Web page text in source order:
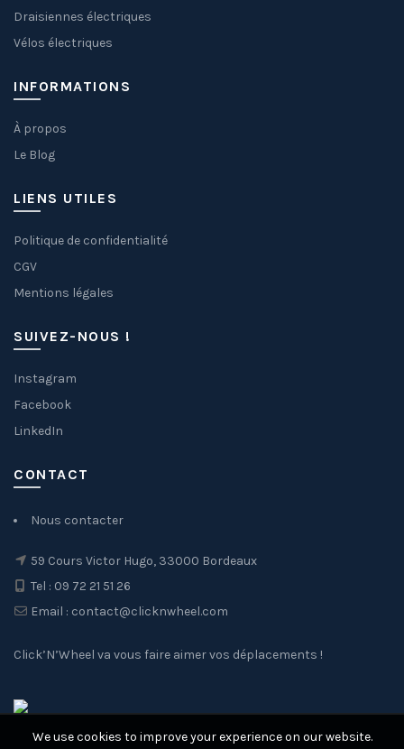
Draisiennes électriques
Vélos électriques
INFORMATIONS
À propos
Le Blog
LIENS UTILES
Politique de confidentialité
CGV
Mentions légales
SUIVEZ-NOUS !
Instagram
Facebook
LinkedIn
CONTACT
Nous contacter
59 Cours Victor Hugo, 33000 Bordeaux
Tel : 09 72 21 51 26
Email : contact@clicknwheel.com
Click’N’Wheel va vous faire aimer vos déplacements !
We use cookies to improve your experience on our website.